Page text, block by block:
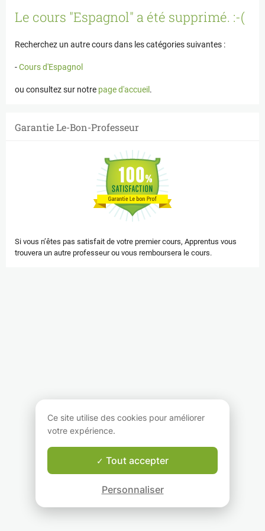
Le cours "Espagnol" a été supprimé. :-(
Recherchez un autre cours dans les catégories suivantes :
-Cours d'Espagnol
ou consultez sur notre page d'accueil .
Garantie Le-Bon-Professeur
Si vous n’êtes pas satisfait de votre premier cours, Apprentus vous
trouvera un autre professeur ou vous remboursera le cours.
Ce site utilise des cookies pour améliorer
votre expérience.
Tout accepter
Personnaliser